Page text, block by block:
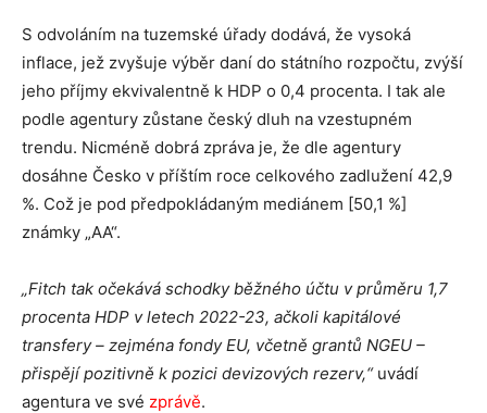
S odvoláním na tuzemské úřady dodává, že vysoká
inflace, jež zvyšuje výběr daní do státního rozpočtu, zvýší
jeho příjmy ekvivalentně k HDP o 0,4 procenta. I tak ale
podle agentury zůstane český dluh na vzestupném
trendu. Nicméně dobrá zpráva je, že dle agentury
dosáhne Česko v příštím roce celkového zadlužení 42,9
%. Což je pod předpokládaným mediánem [50,1 %]
známky „AA“.
„Fitch tak očekává schodky běžného účtu v průměru 1,7
procenta HDP v letech 2022-23, ačkoli kapitálové
transfery – zejména fondy EU, včetně grantů NGEU –
přispějí pozitivně k pozici devizových rezerv,“uvádí
agentura ve své zprávě.